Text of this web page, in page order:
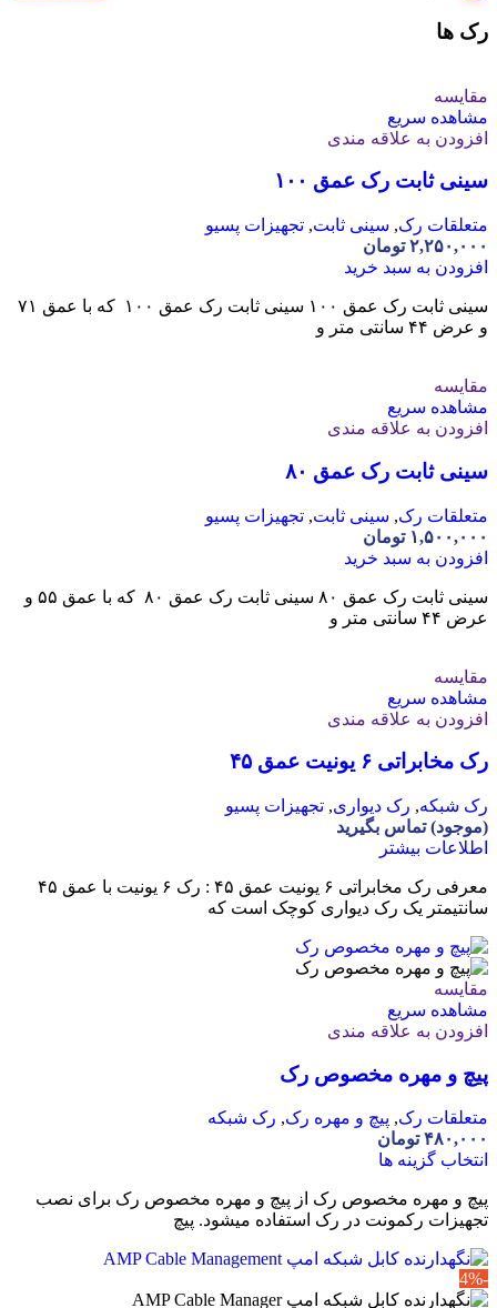
رک ها
مقایسه
مشاهده سریع
افزودن به علاقه مندی
سینی ثابت رک عمق ۱۰۰
متعلقات رک, سینی ثابت, تجهیزات پسیو
۲,۲۵۰,۰۰۰ تومان
افزودن به سبد خرید
سینی ثابت رک عمق ۱۰۰ سینی ثابت رک عمق ۱۰۰ که با عمق ۷۱
و عرض ۴۴ سانتی متر و
مقایسه
مشاهده سریع
افزودن به علاقه مندی
سینی ثابت رک عمق ۸۰
متعلقات رک, سینی ثابت, تجهیزات پسیو
۱,۵۰۰,۰۰۰ تومان
افزودن به سبد خرید
سینی ثابت رک عمق ۸۰ سینی ثابت رک عمق ۸۰ که با عمق ۵۵ و
عرض ۴۴ سانتی متر و
مقایسه
مشاهده سریع
افزودن به علاقه مندی
رک مخابراتی ۶ یونیت عمق ۴۵
رک شبکه, رک دیواری, تجهیزات پسیو
(موجود) تماس بگیرید
اطلاعات بیشتر
معرفی رک مخابراتی ۶ یونیت عمق ۴۵ : رک ۶ یونیت با عمق ۴۵
سانتیمتر یک رک دیواری کوچک است که
مقایسه
مشاهده سریع
افزودن به علاقه مندی
پیچ و مهره مخصوص رک
متعلقات رک, پیچ و مهره رک, رک شبکه
۴۸۰,۰۰۰ تومان
انتخاب گزینه ها
پیچ و مهره مخصوص رک از پیچ و مهره مخصوص رک برای نصب
تجهیزات رکمونت در رک استفاده میشود. پیچ
-4%